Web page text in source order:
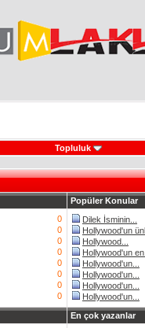
Topluluk
Popüler Konular
0
0
0
0
0
0
0
0
Dilek İsminin...
Hollywood'un
Hollywood...
Hollywood'un
Hollywood'un...
Hollywood'un...
Hollywood'un...
Hollywood'un...
En çok yazanlar